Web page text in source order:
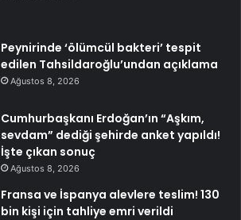
Peynirinde ‘ölümcül bakteri’ tespit
edilen Tahsildaroğlu’undan açıklama
Ağustos 8, 2026
Cumhurbaşkanı Erdoğan’ın “Aşkım,
sevdam” dediği şehirde anket yapıldı!
İşte çıkan sonuç
Ağustos 8, 2026
Fransa ve İspanya alevlere teslim! 130
bin kişi için tahliye emri verildi